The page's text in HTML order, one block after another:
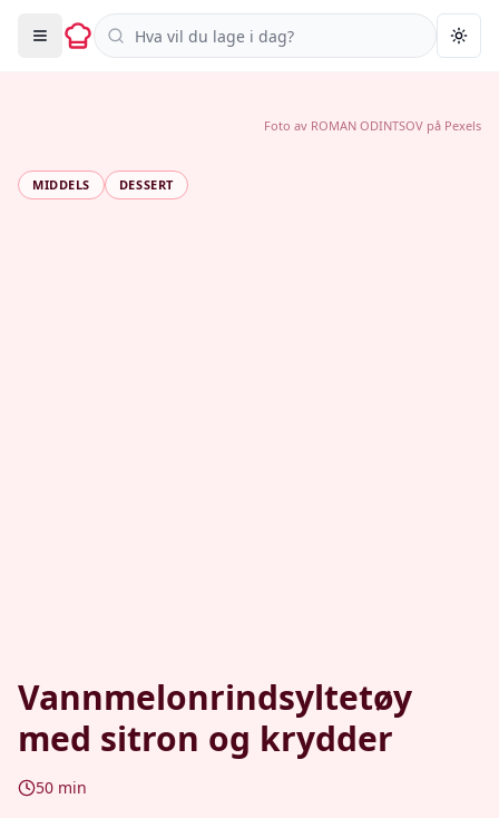
Søk i oppskrifter
MIDDELS DESSERT
Vannmelonrindsyltetøy
med sitron og krydder
50 min
Foto av ROMAN ODINTSOV på Pexels